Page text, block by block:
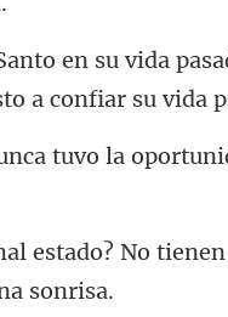
tuvo la
No